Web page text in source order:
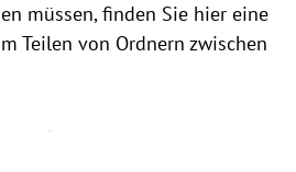
müssen, finden Sie hier eine
Teilen von Ordnern zwischen